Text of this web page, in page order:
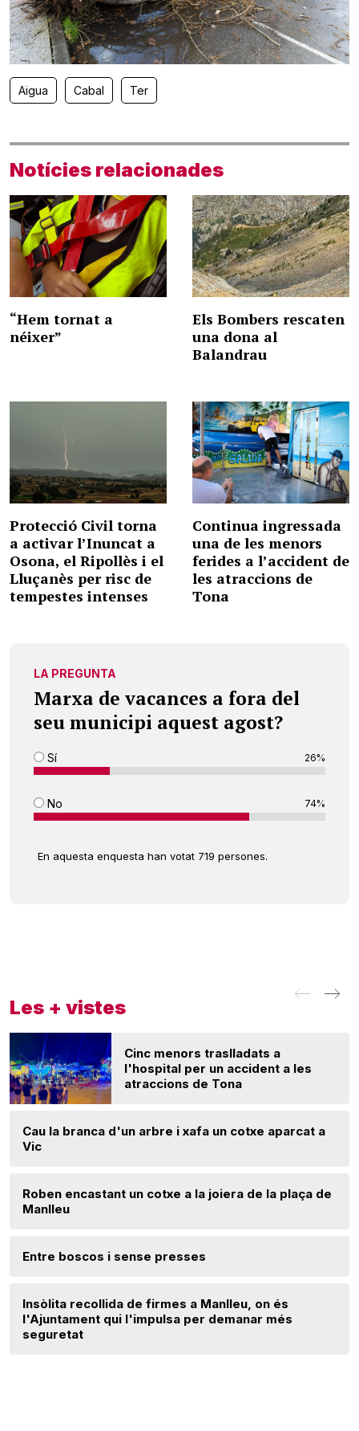
Aigua Cabal Ter
Notícies relacionades
“Hem tornat a
néixer”
Els Bombers rescaten
una dona al
Balandrau
Protecció Civil torna
a activar l’Inuncat a
Osona, el Ripollès i el
Lluçanès per risc de
tempestes intenses
Continua ingressada
una de les menors
ferides a l’accident de
les atraccions de
Tona
LA PREGUNTA
Marxa de vacances a fora del
seu municipi aquest agost?
Sí 26%
No 74%
En aquesta enquesta han votat 719 persones.
Les + vistes
Cinc menors traslladats a
l'hospital per un accident a les
atraccions de Tona
Cau la branca d'un arbre i xafa un cotxe aparcat a
Vic
Roben encastant un cotxe a la joiera de la plaça de
Manlleu
Entre boscos i sense presses
Insòlita recollida de firmes a Manlleu, on és
l'Ajuntament qui l'impulsa per demanar més
seguretat